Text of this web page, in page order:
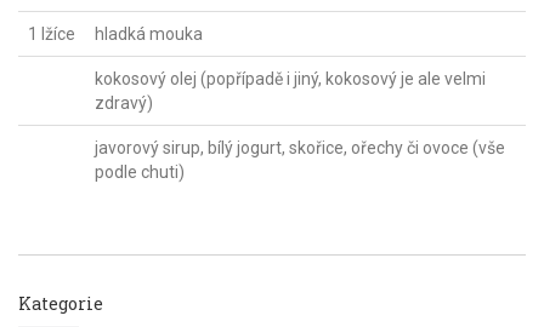
1 lžíce hladká mouka
kokosový olej (popřípadě i jiný, kokosový je ale velmi
zdravý)
javorový sirup, bílý jogurt, skořice, ořechy či ovoce (vše
podle chuti)
Kategorie